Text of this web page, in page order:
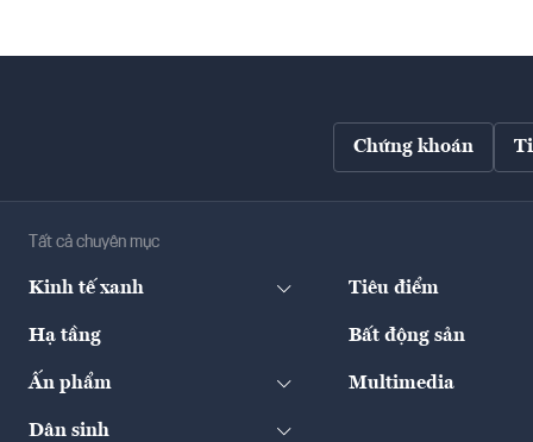
Chứng khoán
Tất cả chuyên mục
Kinh tế xanh Tiêu điểm
Hạ tầng Bất động sản
Ấn phẩm Multimedia
Dân sinh